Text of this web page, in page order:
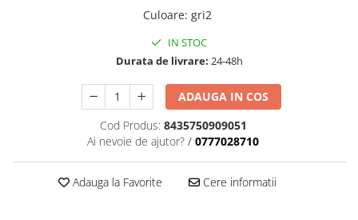
Culoare: gri2
IN STOC
Durata de livrare: 24-48h
ADAUGA IN COS
Cod Produs: 8435750909051
Ai nevoie de ajutor? / 0777028710
Adauga la Favorite Cere informatii